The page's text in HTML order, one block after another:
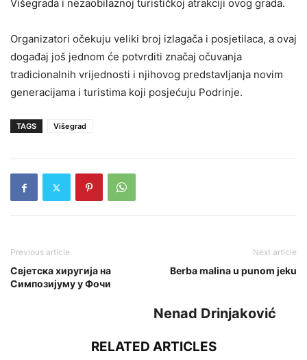
Višegrada i nezaobilaznoj turističkoj atrakciji ovog grada.
Organizatori očekuju veliki broj izlagača i posjetilaca, a ovaj
događaj još jednom će potvrditi značaj očuvanja
tradicionalnih vrijednosti i njihovog predstavljanja novim
generacijama i turistima koji posjećuju Podrinje.
TAGS Višegrad
Previous article
Свјетска хиругија на
Симпозијуму у Фочи
Next article
Berba malina u punom jeku
Nenad Drinjaković
RELATED ARTICLES